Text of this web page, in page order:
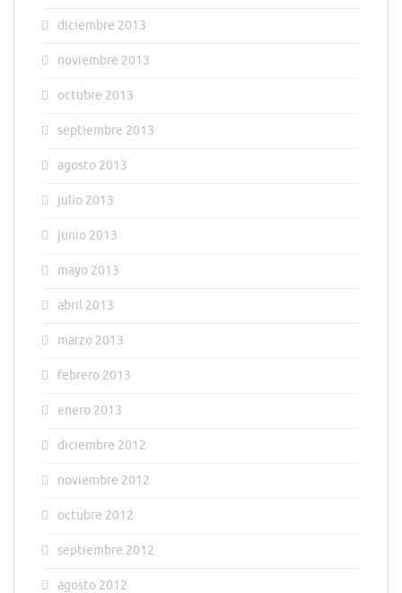
diciembre 2013
noviembre 2013
octubre 2013
septiembre 2013
agosto 2013
julio 2013
junio 2013
mayo 2013
abril 2013
marzo 2013
febrero 2013
enero 2013
diciembre 2012
noviembre 2012
octubre 2012
septiembre 2012
agosto 2012